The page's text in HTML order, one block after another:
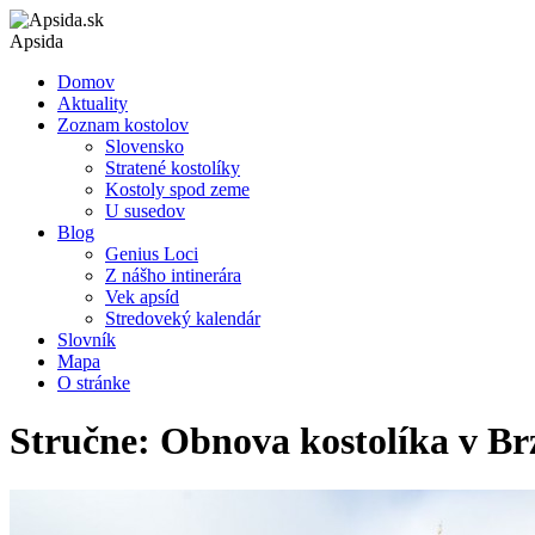
Apsida
Domov
Aktuality
Zoznam kostolov
Slovensko
Stratené kostolíky
Kostoly spod zeme
U susedov
Blog
Genius Loci
Z nášho intinerára
Vek apsíd
Stredoveký kalendár
Slovník
Mapa
O stránke
Stručne: Obnova kostolíka v